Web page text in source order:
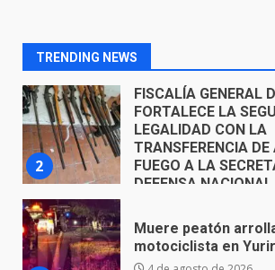
TRENDING NEWS
2
FUEGO A LA
DEFENSA NACIONAL
5 de agosto de 2026
3
Muere peatón
motociclista en
4 de agosto de 2026
Valle de Santiago
José Antonio
Cárdenas, “El Puma”